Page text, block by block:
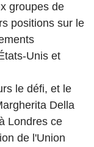
groupes de
positions sur le
Unis et
le défi, et le
Della
Londres ce
de l'Union